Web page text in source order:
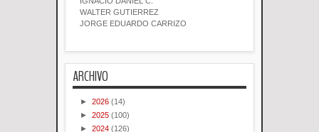
WALTER GUTIERREZ
JORGE EDUARDO CARRIZO
ARCHIVO
► 2026 (14)
► 2025 (100)
► 2024 (126)